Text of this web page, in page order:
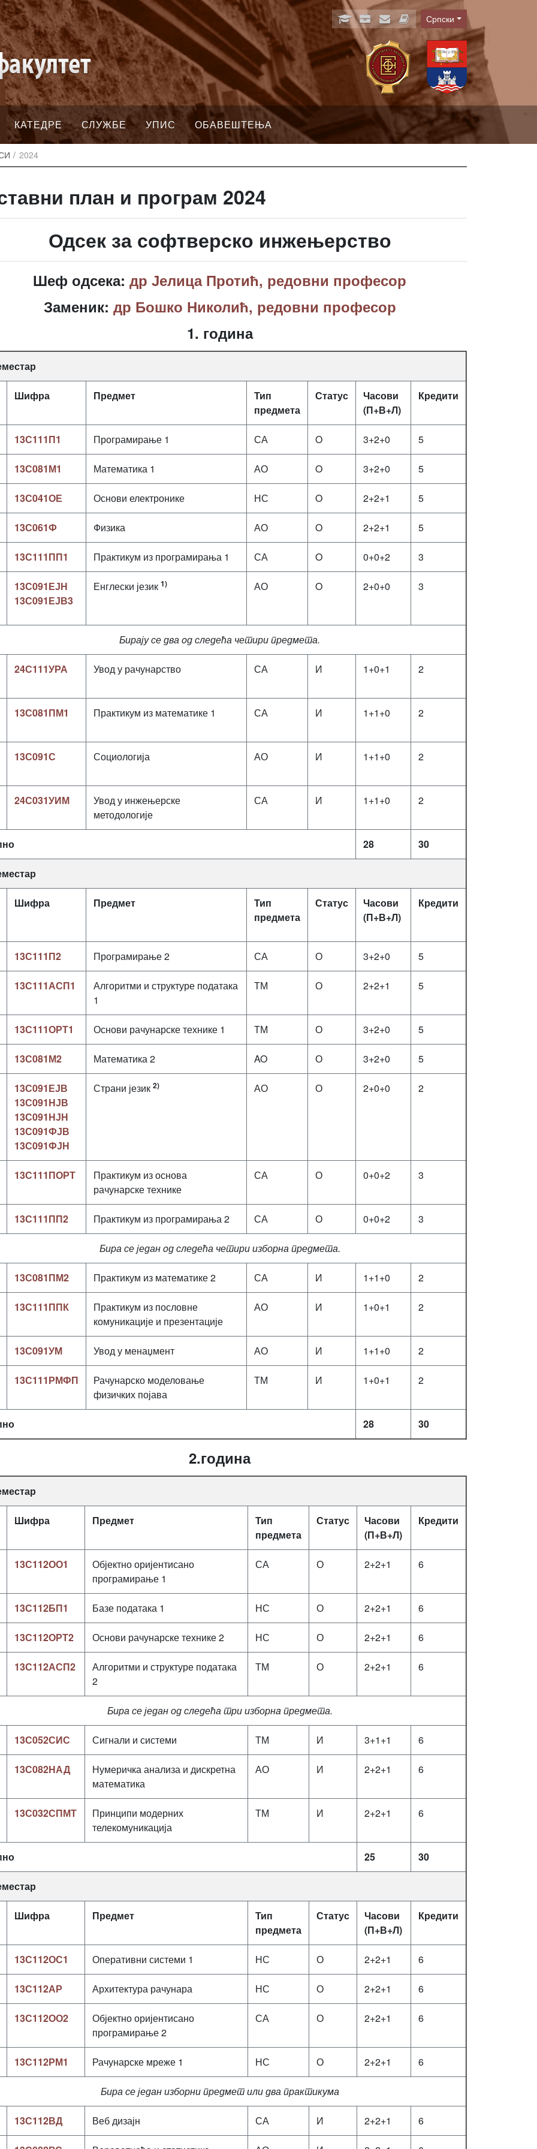
Language
Српски
КАТЕДРЕ СЛУЖБЕ УПИС ОБАВЕШТЕЊА
2024
план и програм 2024
Одсек за софтверско инжењерство
Шеф одсека: др Јелица Протић, редовни професор
Заменик: др Бошко Николић, редовни професор
1. година
Шифра Предмет
Тип
предмета
Статус
Часови
(П+В+Л)
Кредити
13С111П1 Програмирање 1 СА O 3+2+0 5
13С081М1 Математика 1 АО O 3+2+0 5
13С041ОЕ Основи електронике НС O 2+2+1 5
13С061Ф Физика АО O 2+2+1 5
13С111ПП1 Практикум из програмирања 1 СА O 0+0+2 3
13С091ЕЈН
13С091ЕЈВ3
Енглески језик 1) АО O 2+0+0 3
Бирају се дваoд следећа четирипредмета.
24С111УРА Увод у рачунарство СА И 1+0+1 2
13С081ПМ1 Практикум из математике 1 СА И 1+1+0 2
13С091С Социологија АО И 1+1+0 2
24С031УИМ
Увод у инжењерске
методологије
СА И 1+1+0 2
28 30
Шифра Предмет
Тип
предмета
Статус
Часови
(П+В+Л)
Кредити
13С111П2 Програмирање 2 СА О 3+2+0 5
13С111АСП1
Алгоритми и структуре података
1
ТМ О 2+2+1 5
13С111ОРТ1 Основи рачунарске технике 1 ТМ О 3+2+0 5
13С081М2 Математика 2 AO О 3+2+0 5
13С091ЕЈВ
13С091НЈВ
13С091НЈН
13С091ФЈВ
13С091ФЈН
Страни језик 2) АО О 2+0+0 2
13С111ПОРТ
Практикум из основа
рачунарске технике
СА О 0+0+2 3
13С111ПП2 Практикум из програмирања 2 СА О 0+0+2 3
Бира се један oд следећа четири изборна предмета.
13С081ПМ2 Практикум из математике 2 СА И 1+1+0 2
13С111ППК
Практикум из пословне
комуникације и презентације
АО И 1+0+1 2
13С091УМ Увод у менаџмент АО И 1+1+0 2
13С111РМФП
Рачунарско моделовање
физичких појава
ТМ И 1+0+1 2
28 30
2.година
Шифра Предмет
Тип
предмета
Статус
Часови
(П+В+Л)
Кредити
13С112ОО1
Објектно оријентисано
програмирање 1
СА О 2+2+1 6
13С112БП1 Базе података 1 НС О 2+2+1 6
13С112ОРТ2 Основи рачунарске технике 2 НС О 2+2+1 6
13С112АСП2
Алгоритми и структуре података
2
ТМ О 2+2+1 6
Бира се један од следећа три изборнa предмета.
13С052СИС Сигнали и системи ТМ И 3+1+1 6
13С082НАД
Нумеричка анализа и дискретна
математика
АО И 2+2+1 6
13С032СПМТ
Принципи модерних
телекомуникација
ТМ И 2+2+1 6
25 30
Шифра Предмет
Тип
предмета
Статус
Часови
(П+В+Л)
Кредити
13С112ОС1 Оперативни системи 1 НС О 2+2+1 6
13С112АР Архитектура рачунара НС О 2+2+1 6
13С112ОО2
Објектно оријентисано
програмирање 2
СА О 2+2+1 6
13С112РМ1 Рачунарске мреже 1 НС О 2+2+1 6
Бира се један изборни предмет или два практикума
13С112ВД Веб дизајн СА И 2+2+1 6